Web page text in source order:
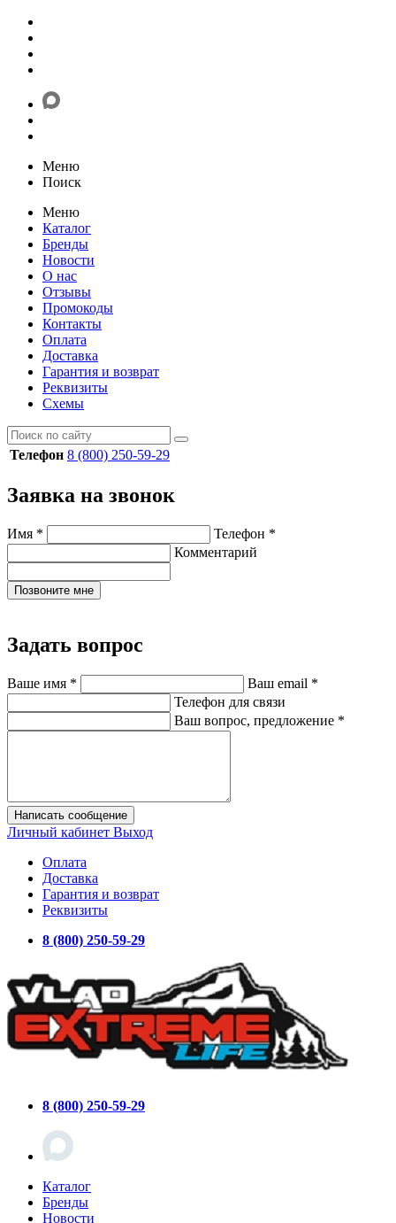
Меню
Поиск
Меню
Каталог
Бренды
Новости
О нас
Отзывы
Промокоды
Контакты
Оплата
Доставка
Гарантия и возврат
Реквизиты
Схемы
Телефон 8 (800) 250-59-29
Заявка на звонок
Имя * Телефон *
Комментарий
Позвоните мне
Задать вопрос
Ваше имя * Ваш email *
Телефон для связи
Ваш вопрос, предложение *
Написать сообщение
Личный кабинет Выход
Оплата
Доставка
Гарантия и возврат
Реквизиты
8 (800) 250-59-29
8 (800) 250-59-29
Каталог
Бренды
Новости